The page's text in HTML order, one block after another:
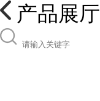
产品展厅